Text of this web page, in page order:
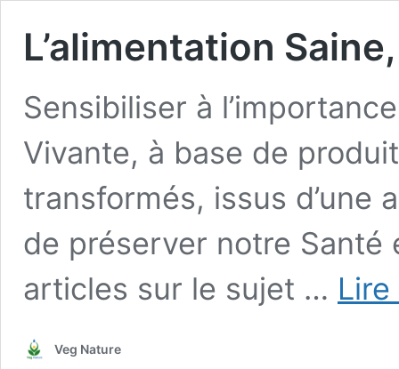
L’alimentation
Sensibiliser à
Vivante, à base de
transformés, issus d’une
de préserver notre Santé
articles sur le sujet …
Veg Nature